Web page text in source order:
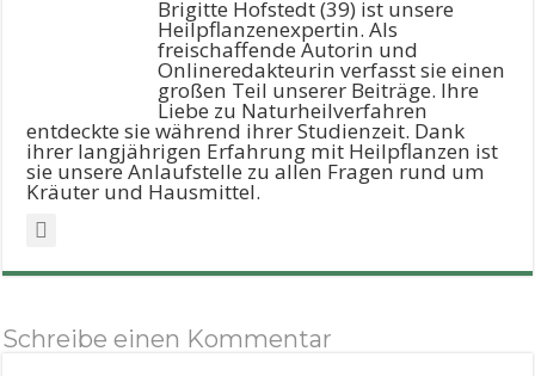
Brigitte Hofstedt (39) ist unsere
Heilpflanzenexpertin. Als
freischaffende Autorin und
Onlineredakteurin verfasst sie einen
großen Teil unserer Beiträge. Ihre
Liebe zu Naturheilverfahren
entdeckte sie während ihrer Studienzeit. Dank
ihrer langjährigen Erfahrung mit Heilpflanzen ist
sie unsere Anlaufstelle zu allen Fragen rund um
Kräuter und Hausmittel.
Schreibe einen Kommentar